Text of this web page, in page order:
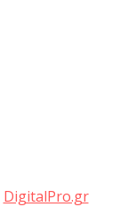
DigitalPro.gr